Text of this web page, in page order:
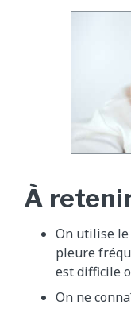
À
On utilise le
pleure
est difficile
On ne